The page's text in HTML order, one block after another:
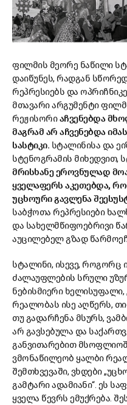
ფილმის მეორე ნაწილი
დაიწუნეს, რადგან
რეპრესიებს და
მთავარი არგუმენტი
რეჟისორიაჩვენებდა
მაგრამ არ აჩვენებდა
სასტიკი. სტალინისა და
სტენოგრამის მიხედვით,
მრისხანეეროვნულად
ყველაფერს აკეთებდა,
უცხოურიგავლენა
საბჭოთა რეპრესიები
და სახელმწიფოებრივი
აუცილებელ გზად
სტალინი, ისევე, როგორც
ძალაუფლების სრული
ნებისმიერი ხელისუფალი,
რეალობას ისე აღწერს,
თუ გადარჩენა მსურს,
არ გავსებულა და
განვითარებით
ვმონაწილეობ ყალბი
შემთხვევაში, ვხდები
გამტარი ადამიანი“. ეს
ყველა წევრს ემუქრება.